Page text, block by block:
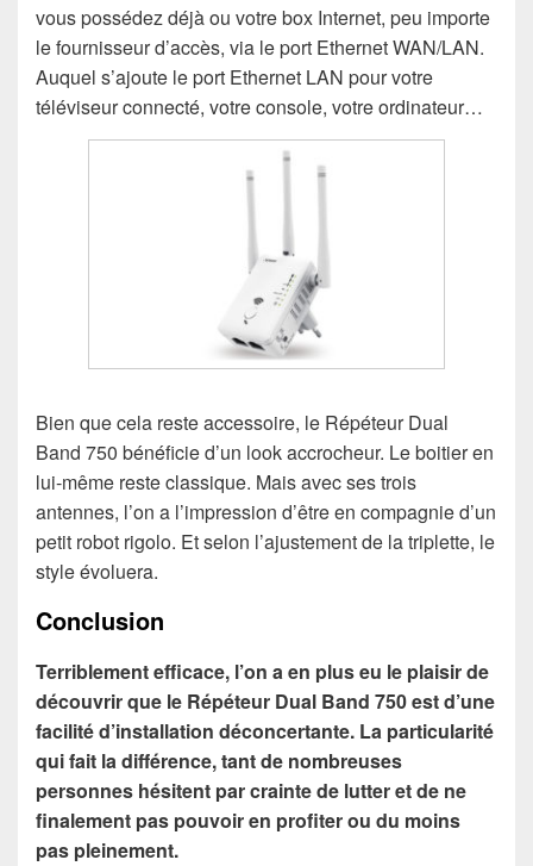
vous possédez déjà ou votre box Internet, peu importe
le fournisseur d’accès, via le port Ethernet WAN/LAN.
Auquel s’ajoute le port Ethernet LAN pour votre
téléviseur connecté, votre console, votre ordinateur…
Bien que cela reste accessoire, le Répéteur Dual
Band 750 bénéficie d’un look accrocheur. Le boitier en
lui-même reste classique. Mais avec ses trois
antennes, l’on a l’impression d’être en compagnie d’un
petit robot rigolo. Et selon l’ajustement de la triplette, le
style évoluera.
Conclusion
Terriblement efficace, l’on a en plus eu le plaisir de
découvrir que le Répéteur Dual Band 750 est d’une
facilité d’installation déconcertante. La particularité
qui fait la différence, tant de nombreuses
personnes hésitent par crainte de lutter et de ne
finalement pas pouvoir en profiter ou du moins
pas pleinement.